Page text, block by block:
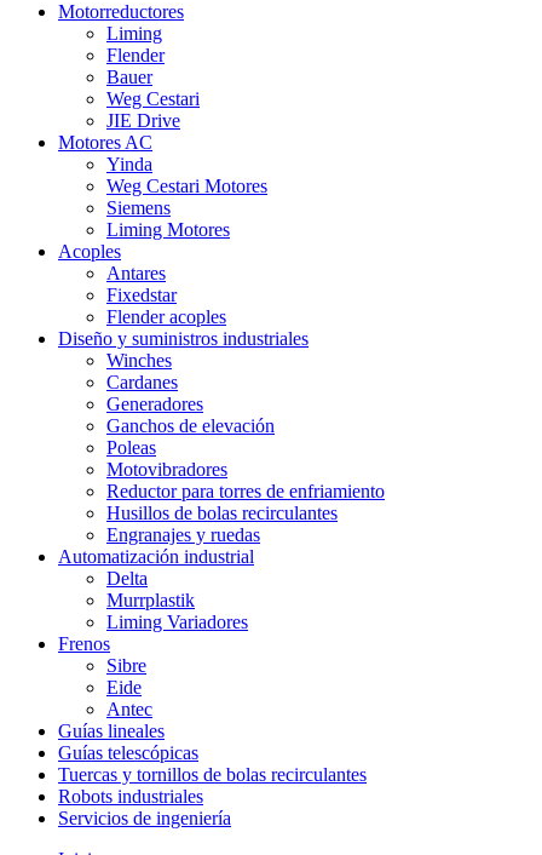
Motorreductores
Liming
Flender
Bauer
Weg Cestari
JIE Drive
Motores AC
Yinda
Weg Cestari Motores
Siemens
Liming Motores
Acoples
Antares
Fixedstar
Flender acoples
Diseño y suministros industriales
Winches
Cardanes
Generadores
Ganchos de elevación
Poleas
Motovibradores
Reductor para torres de enfriamiento
Husillos de bolas recirculantes
Engranajes y ruedas
Automatización industrial
Delta
Murrplastik
Liming Variadores
Frenos
Sibre
Eide
Antec
Guías lineales
Guías telescópicas
Tuercas y tornillos de bolas recirculantes
Robots industriales
Servicios de ingeniería